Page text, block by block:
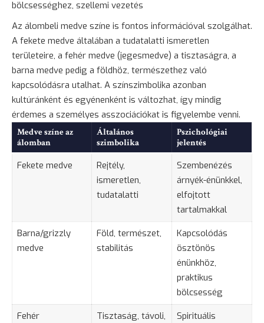
bölcsességhez, szellemi vezetés
Az álombeli medve színe is fontos információval szolgálhat.
A fekete medve általában a tudatalatti ismeretlen
területeire, a fehér medve (jegesmedve) a tisztaságra, a
barna medve pedig a földhöz, természethez való
kapcsolódásra utalhat. A színszimbolika azonban
kultúránként és egyénenként is változhat, így mindig
érdemes a személyes asszociációkat is figyelembe venni.
Medve színe az
álomban
Általános
szimbolika
Pszichológiai
jelentés
Fekete medve
Rejtély,
ismeretlen,
tudatalatti
Szembenézés
árnyék-énünkkel,
elfojtott
tartalmakkal
Barna/grizzly
medve
Föld, természet,
stabilitás
Kapcsolódás
ösztönös
énünkhöz,
praktikus
bölcsesség
Fehér
Tisztaság, távoli,
Spirituális